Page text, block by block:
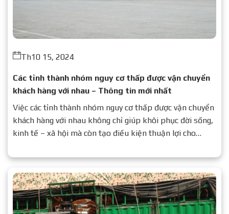
Th10 15, 2024
Các tỉnh thành nhóm nguy cơ thấp được vận chuyển
khách hàng với nhau – Thông tin mới nhất
Việc các tỉnh thành nhóm nguy cơ thấp được vận chuyển
khách hàng với nhau không chỉ giúp khôi phục đời sống,
kinh tế – xã hội mà còn tạo điều kiện thuận lợi cho